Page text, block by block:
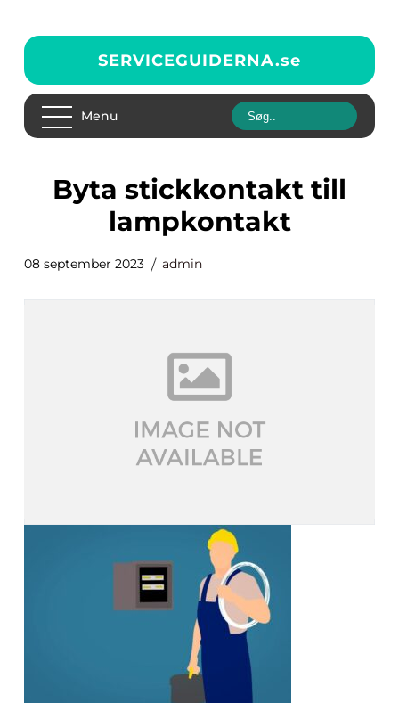
SERVICEGUIDERNA.se
Menu
byta stickkontakt till
lampkontakt
08 september 2023 admin